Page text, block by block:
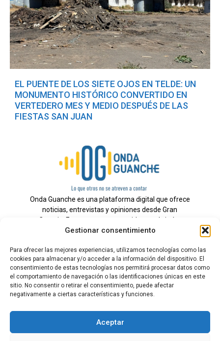
Gestionar consentimiento
Para ofrecer las mejores experiencias, utilizamos tecnologías como las
cookies para almacenar y/o acceder a la información del dispositivo. El
consentimiento de estas tecnologías nos permitirá procesar datos como
el comportamiento de navegación o las identificaciones únicas en este
sitio. No consentir o retirar el consentimiento, puede afectar
negativamente a ciertas características y funciones.
Aceptar
EL PUENTE DE LOS SIETE OJOS EN TELDE: UN
MONUMENTO HISTÓRICO CONVERTIDO EN
VERTEDERO MES Y MEDIO DESPUÉS DE LAS
FIESTAS SAN JUAN
Onda Guanche es una plataforma digital que ofrece
noticias, entrevistas y opiniones desde Gran
Canaria. Estamos comprometidos con brindar
información veraz y un periodismo independiente a
Todos los derechos reservados.
Radio
Contacto
Aviso Legal